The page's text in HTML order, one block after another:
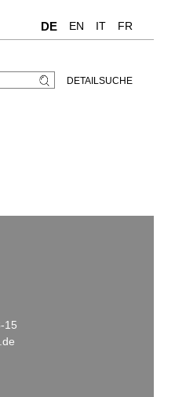
DE EN IT FR
DETAILSUCHE
15